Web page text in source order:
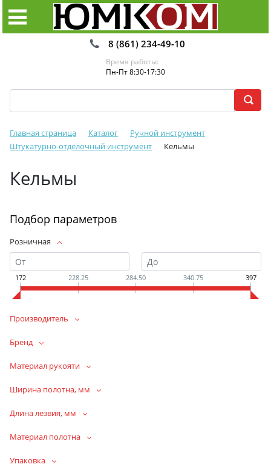
8 (861) 234-49-10
Время работы:
Пн-Пт 8:30-17:30
Главная страница Каталог
Ручной инструмент
Штукатурно-отделочный инструмент
Кельмы
Кельмы
Подбор параметров
Розничная
172 228.25 284.50 340.75 397
Производитель
Бренд
Материал рукояти
Ширина полотна, мм
Длина лезвия, мм
Материал полотна
Упаковка